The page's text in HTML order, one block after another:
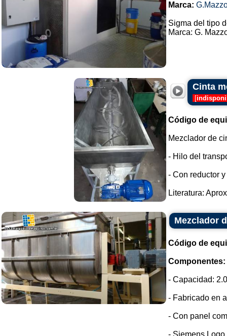
Marca:
Sigma del tipo
Marca: G.
Cinta
[
Código de
Mezclador de
- Hilo del
- Con reductor y
Literatura:
Mezclador
Código de
Componentes:
- Capacidad:
- Fabricado en
- Con panel
- Siemens Logo